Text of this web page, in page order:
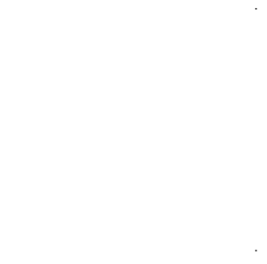
·
·